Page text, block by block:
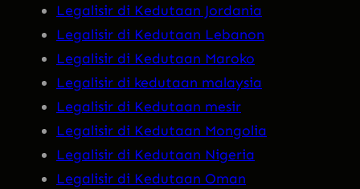
Legalisir di Kedutaan Jordania
Legalisir di Kedutaan Lebanon
Legalisir di Kedutaan Maroko
Legalisir di kedutaan malaysia
Legalisir di Kedutaan mesir
Legalisir di Kedutaan Mongolia
Legalisir di Kedutaan Nigeria
Legalisir di Kedutaan Oman